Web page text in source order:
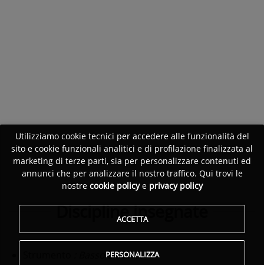
Discipline insegnate
: Basso elettrico
Utilizziamo cookie tecnici per accedere alle funzionalità del
sito e cookie funzionali analitici e di profilazione finalizzata al
marketing di terze parti, sia per personalizzare contenuti ed
annunci che per analizzare il nostro traffico. Qui trovi le
nostre cookie policye privacy policy
ACCETTA
PERSONALIZZA